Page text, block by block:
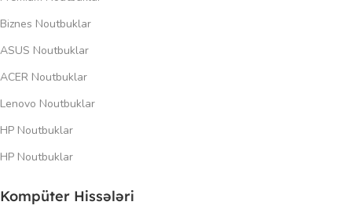
Biznes Noutbuklar
ASUS Noutbuklar
ACER Noutbuklar
Lenovo Noutbuklar
HP Noutbuklar
HP Noutbuklar
Kompüter Hissələri